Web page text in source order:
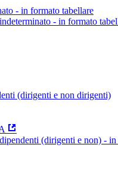
- in formato tabellare
- in formato
(dirigenti e non dirigenti)
(dirigenti e non) -